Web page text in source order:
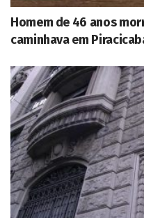
Homem de 46 anos
caminhava em